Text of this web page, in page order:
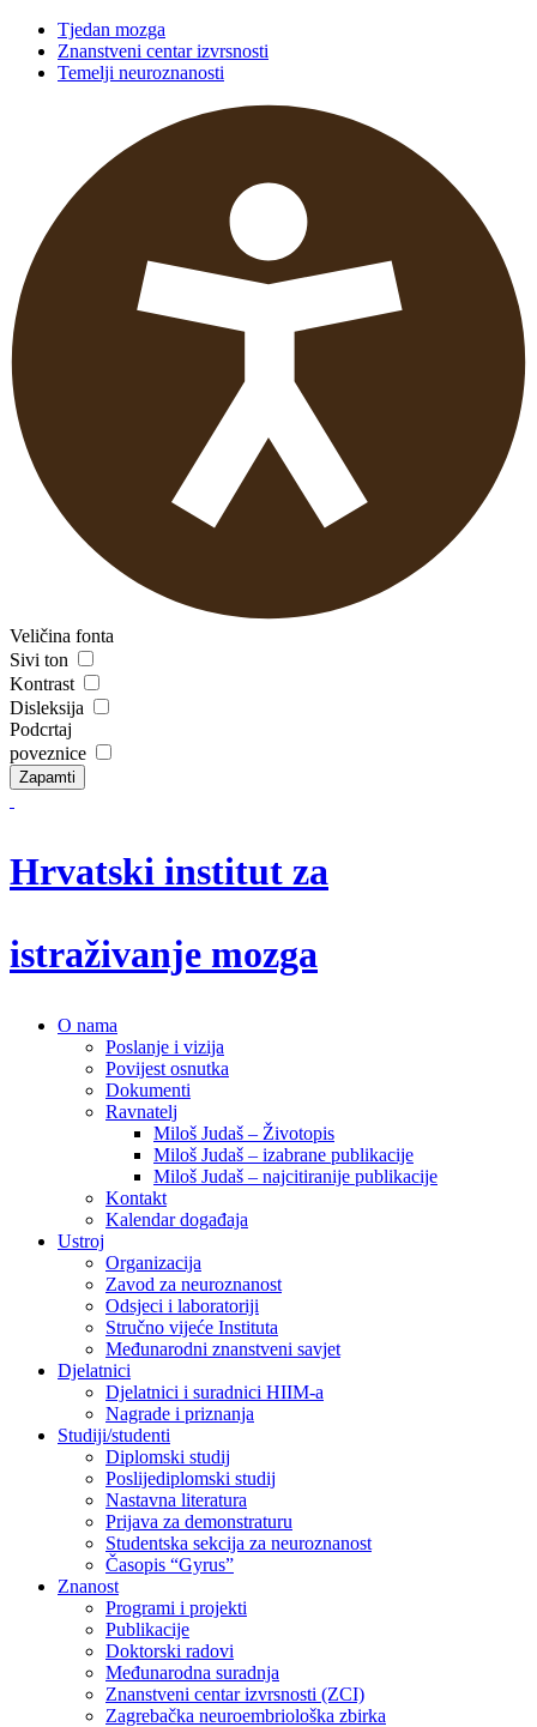
Tjedan mozga
Znanstveni centar izvrsnosti
Temelji neuroznanosti
Veličina fonta
Sivi ton
Kontrast
Disleksija
Podcrtaj
poveznice
Zapamti
Hrvatski institut za
istraživanje mozga
O nama
Poslanje i vizija
Povijest osnutka
Dokumenti
Ravnatelj
Miloš Judaš – Životopis
Miloš Judaš – izabrane publikacije
Miloš Judaš – najcitiranije publikacije
Kontakt
Kalendar događaja
Ustroj
Organizacija
Zavod za neuroznanost
Odsjeci i laboratoriji
Stručno vijeće Instituta
Međunarodni znanstveni savjet
Djelatnici
Djelatnici i suradnici HIIM-a
Nagrade i priznanja
Studiji/studenti
Diplomski studij
Poslijediplomski studij
Nastavna literatura
Prijava za demonstraturu
Studentska sekcija za neuroznanost
Časopis “Gyrus”
Znanost
Programi i projekti
Publikacije
Doktorski radovi
Međunarodna suradnja
Znanstveni centar izvrsnosti (ZCI)
Zagrebačka neuroembriološka zbirka